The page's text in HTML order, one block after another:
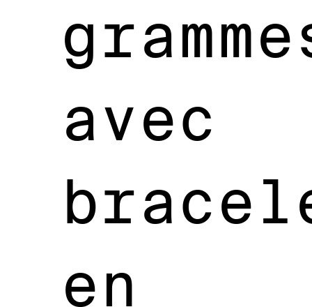
avec
en